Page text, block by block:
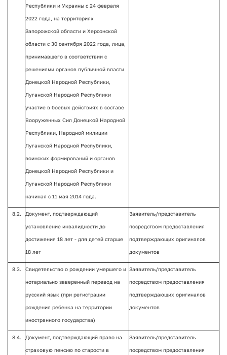
Республики и Украины с 24 февраля
2022 года, на территориях
Запорожской области и Херсонской
области с 30 сентября 2022 года, лица,
принимавшего в соответствии с
решениями органов публичной власти
Донецкой Народной Республики,
Луганской Народной Республики
участие в боевых действиях в составе
Вооруженных Сил Донецкой Народной
Республики, Народной милиции
Луганской Народной Республики,
воинских формирований и органов
Донецкой Народной Республики и
Луганской Народной Республики
начиная с 11 мая 2014 года.
8.2. Документ, подтверждающий
установление инвалидности до
достижения 18 лет - для детей старше
18 лет
Заявитель/представитель
посредством предоставления
подтверждающих оригиналов
документов
8.3. Свидетельство о рождении умершего и
нотариально заверенный перевод на
русский язык (при регистрации
рождения ребенка на территории
иностранного государства)
Заявитель/представитель
посредством предоставления
подтверждающих оригиналов
документов
8.4. Документ, подтверждающий право на
страховую пенсию по старости в
Заявитель/представитель
посредством предоставления